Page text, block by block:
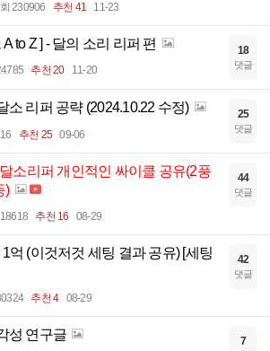
230906 추천 41 11-23
to Z ] - 달의 소리 리퍼 편
추천 20 11-20
18
댓글
소 리퍼 공략 (2024.10.22 수정)
추천 25 09-06
25
댓글
소리퍼 개인적인 싸이클 공유(2풍
)
추천 16 08-29
44
댓글
억 (이것저것 세팅 결과 공유) [세팅
추천 4 08-29
42
댓글
성 연구글 7